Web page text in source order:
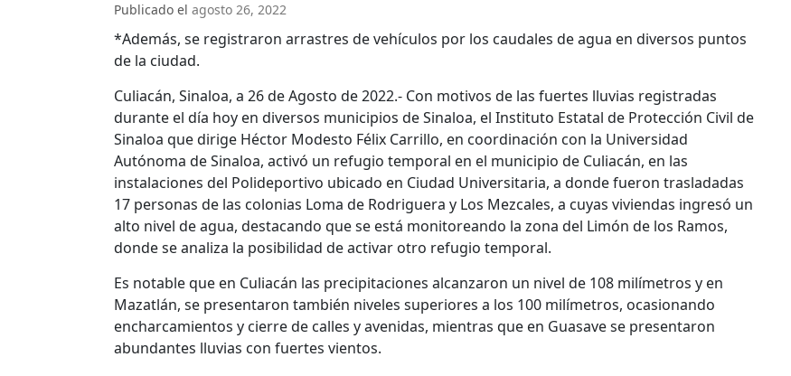
Publicado el agosto 26, 2022
*Además, se registraron arrastres de vehículos por los caudales de agua en diversos puntos
de la ciudad.
Culiacán, Sinaloa, a 26 de Agosto de 2022.- Con motivos de las fuertes lluvias registradas
durante el día hoy en diversos municipios de Sinaloa, el Instituto Estatal de Protección Civil de
Sinaloa que dirige Héctor Modesto Félix Carrillo, en coordinación con la Universidad
Autónoma de Sinaloa, activó un refugio temporal en el municipio de Culiacán, en las
instalaciones del Polideportivo ubicado en Ciudad Universitaria, a donde fueron trasladadas
17 personas de las colonias Loma de Rodriguera y Los Mezcales, a cuyas viviendas ingresó un
alto nivel de agua, destacando que se está monitoreando la zona del Limón de los Ramos,
donde se analiza la posibilidad de activar otro refugio temporal.
Es notable que en Culiacán las precipitaciones alcanzaron un nivel de 108 milímetros y en
Mazatlán, se presentaron también niveles superiores a los 100 milímetros, ocasionando
encharcamientos y cierre de calles y avenidas, mientras que en Guasave se presentaron
abundantes lluvias con fuertes vientos.